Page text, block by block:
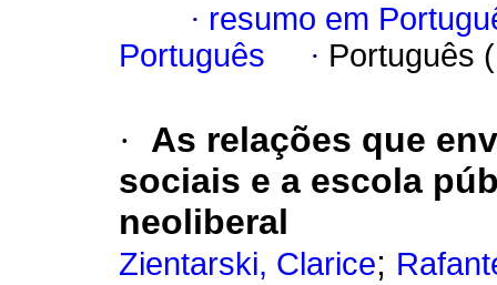
· resumo em
Português
· Português
·
As relações que
sociais e a escola
neoliberal
Zientarski, Clarice;